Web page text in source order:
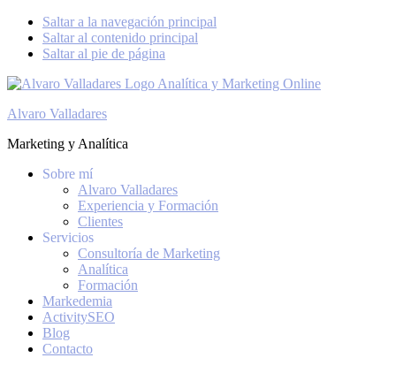
Saltar a la navegación principal
Saltar al contenido principal
Saltar al pie de página
Alvaro Valladares
Marketing y Analítica
Sobre mí
Alvaro Valladares
Experiencia y Formación
Clientes
Servicios
Consultoría de Marketing
Analítica
Formación
Markedemia
ActivitySEO
Blog
Contacto